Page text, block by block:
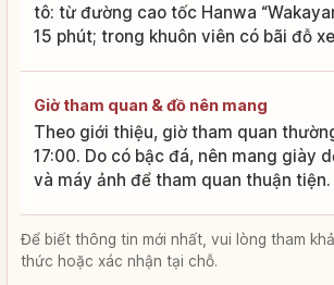
tô: từ đường cao tốc Hanwa
15 phút; trong khuôn viên có bãi đỗ
Giờ tham quan & đồ nên mang
Theo giới thiệu, giờ tham quan
17:00. Do có bậc đá, nên mang giày
và máy ảnh để tham quan thuận tiện.
Để biết thông tin mới nhất, vui lòng tham
thức hoặc xác nhận tại chỗ.